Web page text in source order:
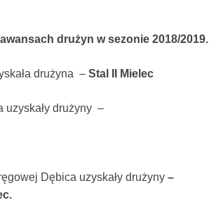
drużyn w sezonie 2018/2019.
drużyna –Stal II Mielec
uzyskały drużyny –
Dębica uzyskały drużyny –